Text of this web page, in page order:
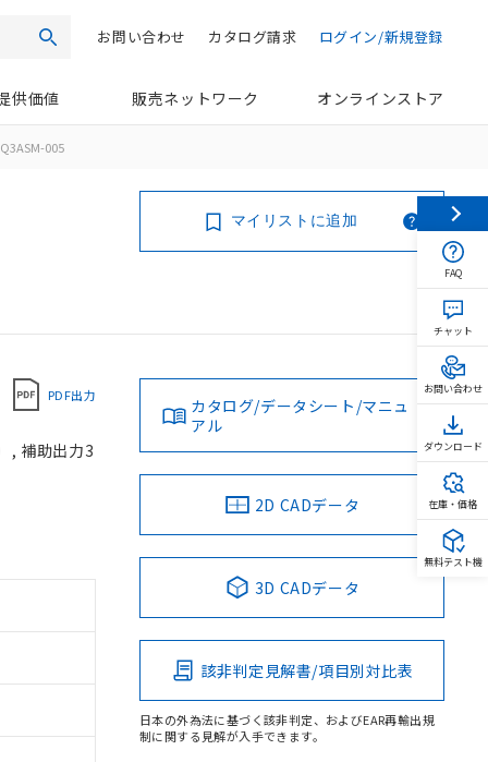
検索 ログイン/新規登録
カタログ請求
お問い合わせ
供価値 販売ネットワーク オンラインストア
005
マイリストに追加
PDF出力
, 補助出力3
カタログ/データシート/マニュ
アル
2D CADデータ
3D CADデータ
該非判定見解書/項目別対比表
日本の外為法に基づく該非判定、およびEAR再輸出規
制に関する見解が入手できます。
FAQ
チャット
お問い合わせ
ダウンロード
在庫・価格
無料テスト機